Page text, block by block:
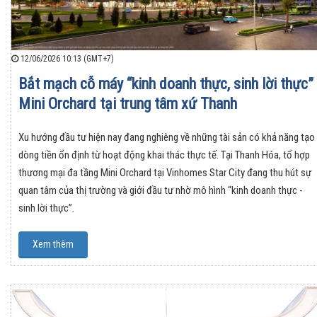
12/06/2026 10:13 (GMT+7)
Bắt mạch cỗ máy “kinh doanh thực, sinh lời thực”
Mini Orchard tại trung tâm xứ Thanh
Xu hướng đầu tư hiện nay đang nghiêng về những tài sản có khả năng tạo
dòng tiền ổn định từ hoạt động khai thác thực tế. Tại Thanh Hóa, tổ hợp
thương mại đa tầng Mini Orchard tại Vinhomes Star City đang thu hút sự
quan tâm của thị trường và giới đầu tư nhờ mô hình “kinh doanh thực -
sinh lời thực”.
Xem thêm